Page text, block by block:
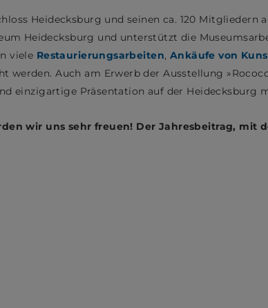
Heidecksburg und seinen ca. 120 Mitgliedern
Heidecksburg und unterstützt die
viele Restaurierungsarbeiten, Ankäufe von
Auch am Erwerb der Ausstellung
einzigartige Präsentation auf der Heidecksburg
wir uns sehr freuen! Der Jahresbeitrag, mit